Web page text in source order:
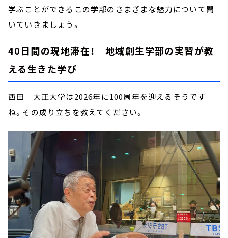
学ぶことができるこの学部のさまざまな魅力について聞
いていきましょう。
40日間の現地滞在！ 地域創生学部の実習が教
える生きた学び
西田 大正大学は2026年に100周年を迎えるそうです
ね。その成り立ちを教えてください。